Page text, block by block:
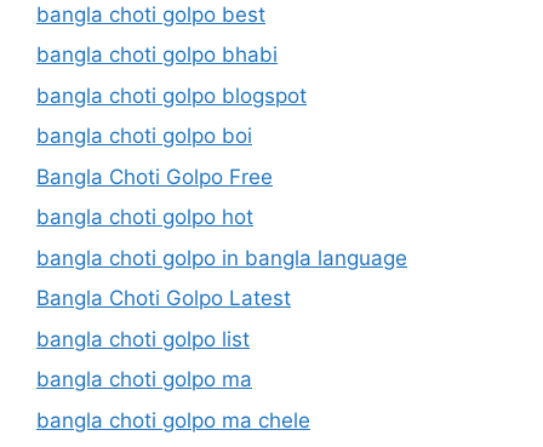
bangla choti golpo best
bangla choti golpo bhabi
bangla choti golpo blogspot
bangla choti golpo boi
Bangla Choti Golpo Free
bangla choti golpo hot
bangla choti golpo in bangla language
Bangla Choti Golpo Latest
bangla choti golpo list
bangla choti golpo ma
bangla choti golpo ma chele